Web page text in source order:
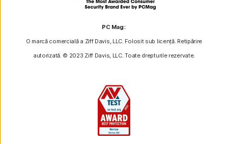
PC Mag::
O marcă comercială a Ziff Davis, LLC. Folosit sub licență. Retipărire
autorizată. © 2023 Ziff Davis, LLC. Toate drepturile rezervate.